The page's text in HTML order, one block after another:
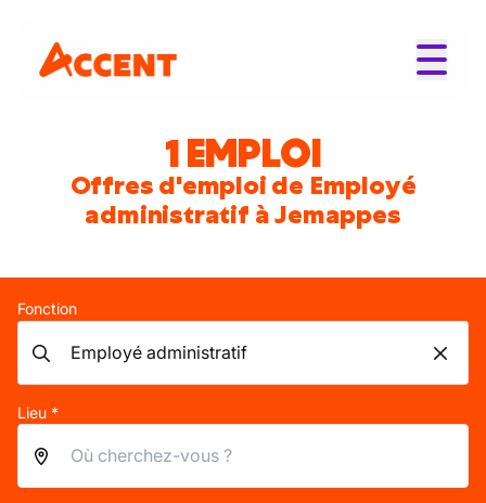
1 EMPLOI
Offres d'emploi de Employé
administratif à Jemappes
Fonction
Lieu *